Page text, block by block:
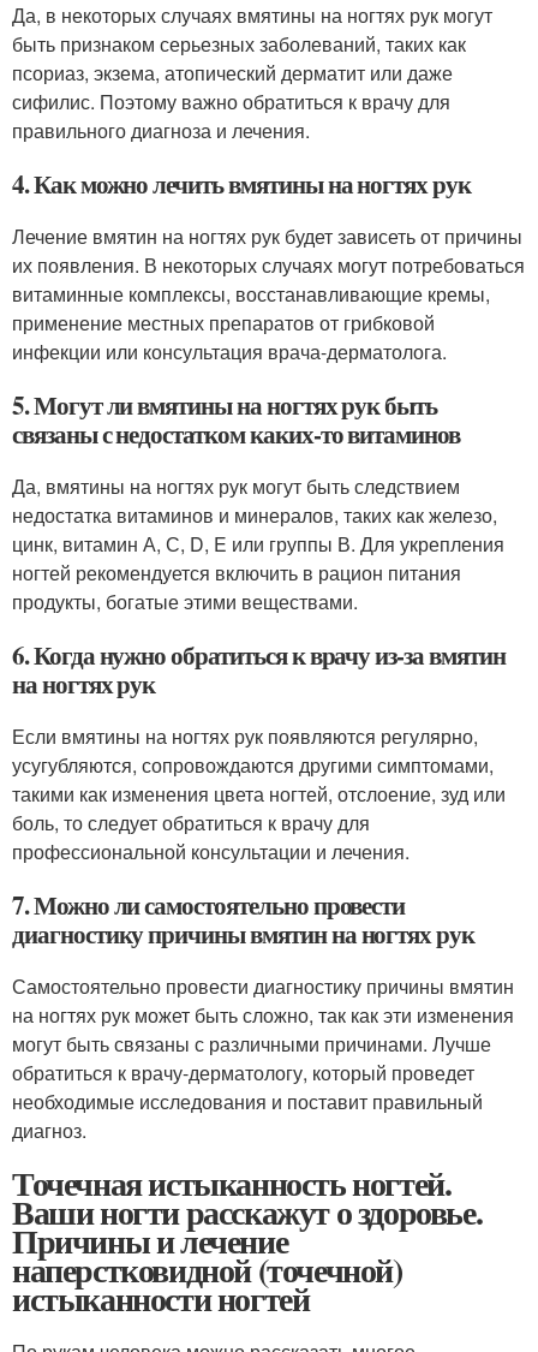
Да, в некоторых случаях вмятины на ногтях рук могут
быть признаком серьезных заболеваний, таких как
псориаз, экзема, атопический дерматит или даже
сифилис. Поэтому важно обратиться к врачу для
правильного диагноза и лечения.
4. Как можно лечить вмятины на ногтях рук
Лечение вмятин на ногтях рук будет зависеть от причины
их появления. В некоторых случаях могут потребоваться
витаминные комплексы, восстанавливающие кремы,
применение местных препаратов от грибковой
инфекции или консультация врача-дерматолога.
5. Могут ли вмятины на ногтях рук быть
связаны с недостатком каких-то витаминов
Да, вмятины на ногтях рук могут быть следствием
недостатка витаминов и минералов, таких как железо,
цинк, витамин А, С, D, E или группы В. Для укрепления
ногтей рекомендуется включить в рацион питания
продукты, богатые этими веществами.
6. Когда нужно обратиться к врачу из-за вмятин
на ногтях рук
Если вмятины на ногтях рук появляются регулярно,
усугубляются, сопровождаются другими симптомами,
такими как изменения цвета ногтей, отслоение, зуд или
боль, то следует обратиться к врачу для
профессиональной консультации и лечения.
7. Можно ли самостоятельно провести
диагностику причины вмятин на ногтях рук
Самостоятельно провести диагностику причины вмятин
на ногтях рук может быть сложно, так как эти изменения
могут быть связаны с различными причинами. Лучше
обратиться к врачу-дерматологу, который проведет
необходимые исследования и поставит правильный
диагноз.
Точечная истыканность ногтей.
Ваши ногти расскажут о здоровье.
Причины и лечение
наперстковидной (точечной)
истыканности ногтей